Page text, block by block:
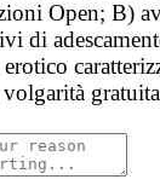
Open; B)
di
volgarità